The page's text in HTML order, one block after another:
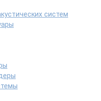
систем